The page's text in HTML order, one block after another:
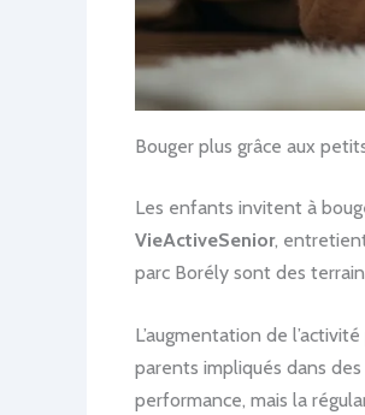
Bouger plus grâce aux
Les enfants invitent à
VieActiveSenior,
parc Borély sont des
L’augmentation de
parents impliqués dans
performance, mais la